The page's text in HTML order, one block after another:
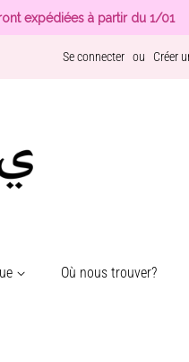
expédiées à partir du 1/01
Se connecter ou Créer
Où nous trouver?